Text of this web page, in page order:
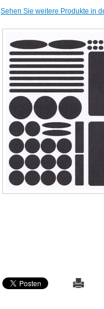
Sehen Sie weitere Produkte in